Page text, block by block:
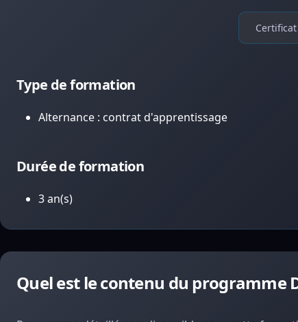
Type de formation
Alternance : contrat d'apprentissage
Durée de formation
3 an(s)
Quel est le contenu du programme